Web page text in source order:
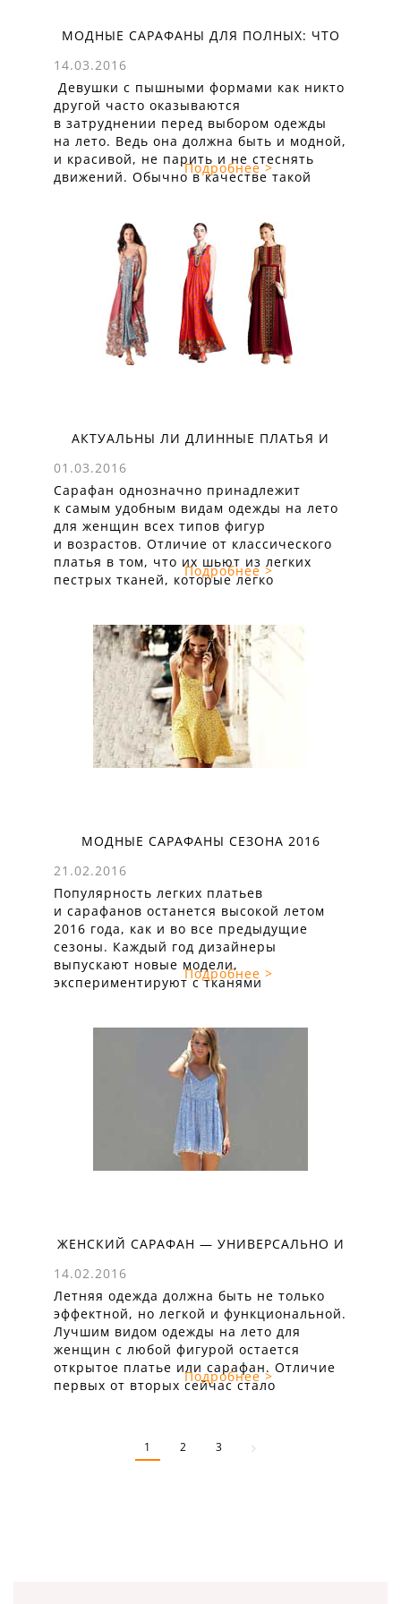
МОДНЫЕ САРАФАНЫ ДЛЯ ПОЛНЫХ: ЧТО
14.03.2016
Девушки с пышными формами как никто
другой часто оказываются
в затруднении перед выбором одежды
на лето. Ведь она должна быть и модной,
и красивой, не парить и не стеснять
движений. Обычно в качестве такой
именно вам фасон, следует учитывать,
что двух одинаковых фигур с лишними
килограммами ...
Подробнее >
АКТУАЛЬНЫ ЛИ ДЛИННЫЕ ПЛАТЬЯ И
01.03.2016
Сарафан однозначно принадлежит
к самым удобным видам одежды на лето
для женщин всех типов фигур
и возрастов. Отличие от классического
платья в том, что их шьют из легких
пестрых тканей, которые легко
не нуждаются в утюге. Чаще сарафаны
лишь слегка приталены,
но не обтягивают фигуру плотно ...
Подробнее >
МОДНЫЕ САРАФАНЫ СЕЗОНА 2016
21.02.2016
Популярность легких платьев
и сарафанов останется высокой летом
2016 года, как и во все предыдущие
сезоны. Каждый год дизайнеры
выпускают новые модели,
экспериментируют с тканями
который можно одеть как знойным днем,
так и прохладным летним вечером,
в сочетании с тонкой шалью или
кардиганом из натурального шелка ...
Подробнее >
ЖЕНСКИЙ САРАФАН — УНИВЕРСАЛЬНО И
14.02.2016
Летняя одежда должна быть не только
эффектной, но легкой и функциональной.
Лучшим видом одежды на лето для
женщин с любой фигурой остается
открытое платье или сарафан. Отличие
первых от вторых сейчас стало
бретельках, прямого или расклешенного
покроя, длиной до колена и ниже.
Подробнее >
1 2 3